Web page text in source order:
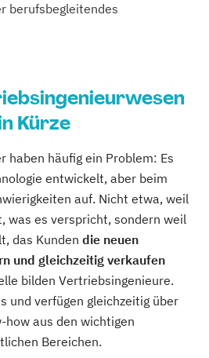
berufsbegleitendes
Kürze
haben häufig ein Problem: Es
entwickelt, aber beim
auf. Nicht etwa, weil
was es verspricht, sondern weil
das Kunden die neuen
und gleichzeitig verkaufen
bilden Vertriebsingenieure.
und verfügen gleichzeitig über
how aus den wichtigen
Bereichen.